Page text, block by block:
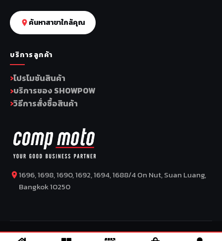
ค้นหาสาขาใกล้คุณ
บริการลูกค้า
โปรโมชันสินค้า
บริการของ SHOWPOW
วิธีการสั่งซื้อสินค้า
1696, 1698, 1690, 1692, 1694, 1688/4 On Nut, Suan Luang,
Bangkok 10250
COPYRIGHT BY COMP MOTO CO., LTD © 2026–SuperBike x